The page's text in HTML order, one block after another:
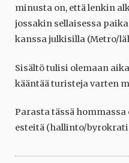
minusta on, että lenkin
jossakin sellaisessa
kanssa julkisilla (Metro/
Sisältö tulisi olemaan
kääntää turisteja varten
Parasta tässä
esteitä (hallinto/